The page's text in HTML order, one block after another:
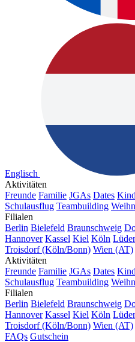
Englisch
Aktivitäten
Freunde Familie JGAs Dates
Schulausflug Teambuilding
Filialen
Berlin Bielefeld Braunschweig
Hannover Kassel Kiel Köln
Troisdorf (Köln/Bonn) Wien (AT)
Aktivitäten
Freunde Familie JGAs Dates
Schulausflug Teambuilding
Filialen
Berlin Bielefeld Braunschweig
Hannover Kassel Kiel Köln
Troisdorf (Köln/Bonn) Wien (AT)
FAQs Gutschein